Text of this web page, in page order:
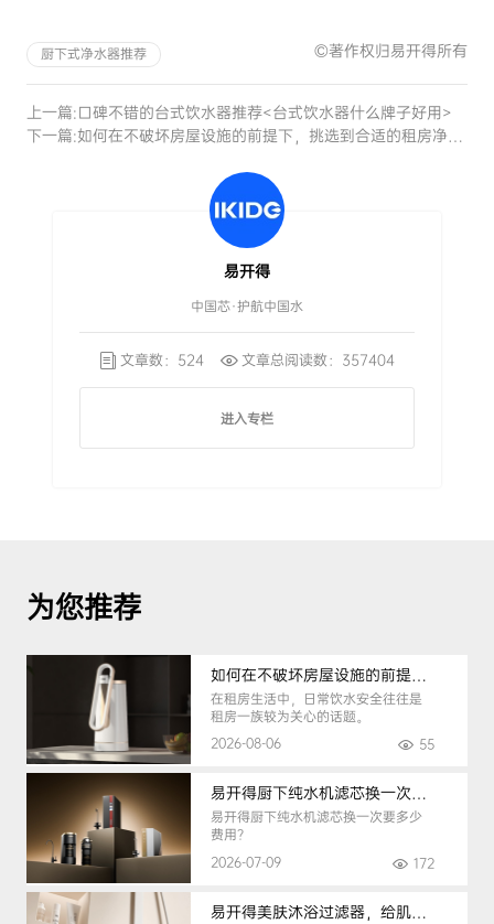
厨下式净水器推荐 ©著作权归易开得所有
上一篇:口碑不错的台式饮水器推荐<台式饮水器什么牌子好用>
下一篇:如何在不破坏房屋设施的前提下，挑选到合适的租房净水器
易开得
中国芯·护航中国水
文章数：524 文章总阅读数：357404
进入专栏
为您推荐
如何在不破坏房屋设施的前提下，挑选到合适的租房净水器
在租房生活中，日常饮水安全往往是
租房一族较为关心的话题。
2026-08-06
55
易开得厨下纯水机滤芯换一次要多少钱
易开得厨下纯水机滤芯换一次要多少
费用？
2026-07-09
172
易开得美肤沐浴过滤器，给肌肤纯净呵护